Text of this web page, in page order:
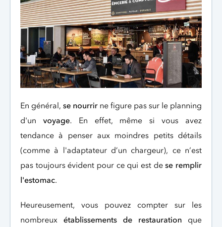
En général, se nourrir ne figure pas sur le planning
d'un voyage. En effet, même si vous avez
tendance à penser aux moindres petits détails
(comme à l'adaptateur d’un chargeur), ce n’est
pas toujours évident pour ce qui est dese remplir
l'estomac.
Heureusement, vous pouvez compter sur les
nombreux établissements de restauration que